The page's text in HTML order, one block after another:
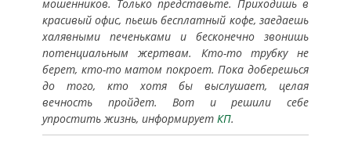
мошенников. Только представьте. Приходишь в
красивый офис, пьешь бесплатный кофе, заедаешь
халявными печеньками и бесконечно звонишь
потенциальным жертвам. Кто-то трубку не
берет, кто-то матом покроет. Пока доберешься
до того, кто хотя бы выслушает, целая
вечность пройдет. Вот и решили себе
упростить жизнь, информирует КП.